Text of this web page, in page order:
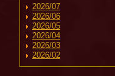
2026/07
2026/06
2026/05
2026/04
2026/03
2026/02